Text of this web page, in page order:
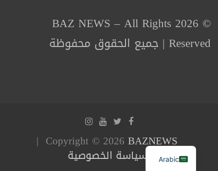
© 2026 BAZ NEWS – All Rights
Reserved | جميع الحقوق محفوظة
Copyright © 2026 BAZNEWS
سياسة الخصوصية Arabic